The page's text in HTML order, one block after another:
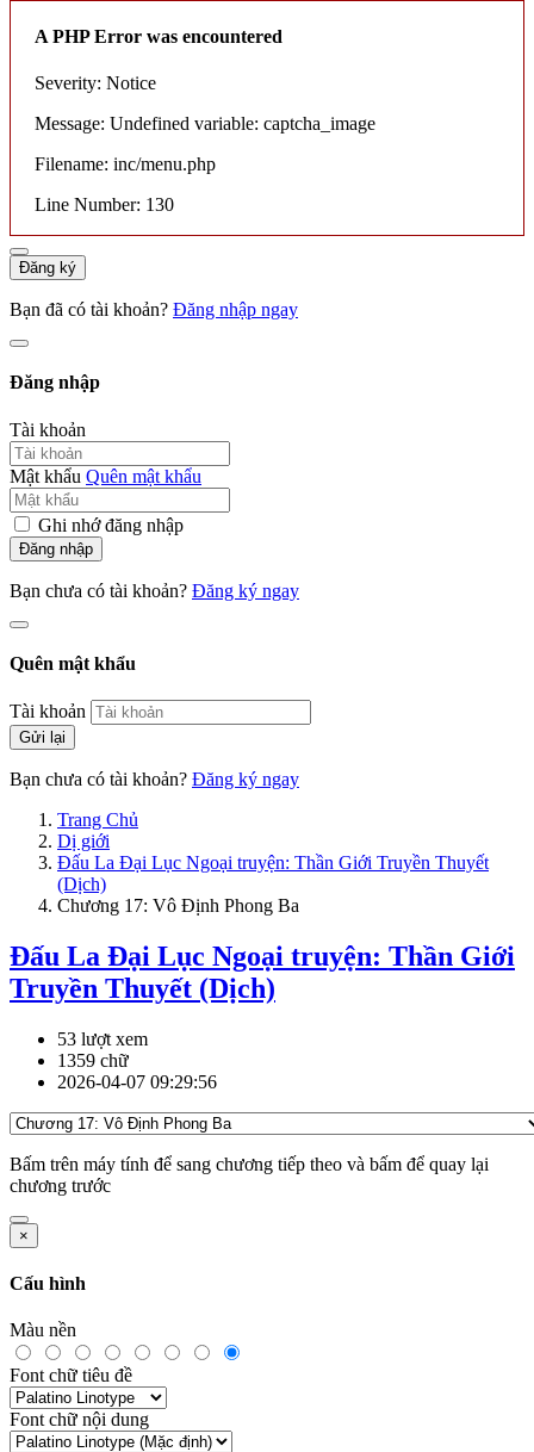
A PHP Error was encountered
Severity: Notice
Message: Undefined variable: captcha_image
Filename: inc/menu.php
Line Number: 130
Đăng ký
Bạn đã có tài khoản? Đăng nhập ngay
Đăng nhập
Tài khoản
Mật khẩu Quên mật khẩu
Ghi nhớ đăng nhập
Đăng nhập
Bạn chưa có tài khoản? Đăng ký ngay
Quên mật khẩu
Tài khoản
Gửi lại
Bạn chưa có tài khoản? Đăng ký ngay
Trang Chủ
Dị giới
Đấu La Đại Lục Ngoại truyện: Thần Giới Truyền Thuyết
(Dịch)
Chương 17: Vô Định Phong Ba
Đấu La Đại Lục Ngoại truyện: Thần Giới
Truyền Thuyết (Dịch)
53 lượt xem
1359 chữ
2026-04-07 09:29:56
Bấm trên máy tính để sang chương tiếp theo và bấm để quay lại
chương trước
×
Cấu hình
Màu nền
Font chữ tiêu đề
Font chữ nội dung